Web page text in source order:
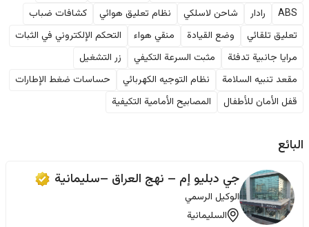
ABS
رادار شاحن لاسلكي نظام تعليق هوائي
كشافات ضباب
تعليق تلقائي
وضع القيادة منقي هواء
التحكم الإلكتروني في الثبات
مرايا جانبية تدفئة
مثبت السرعة التكيفي
زر التشغيل
مقعد تنبيه السلامة
نظام التوجيه الكهربائي
حساسات ضغط الإطارات
قفل الأمان للأطفال
المصابيح الأمامية التكيفية
البائع
جي دبليو إم – نهج العراق –سليمانية
الوكيل الرسمي
السليمانية